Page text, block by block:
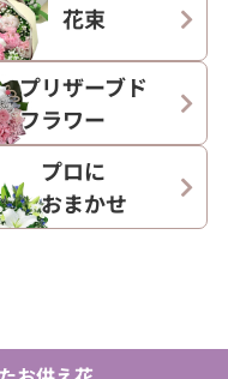
花束
プリザーブド
フラワー
プロに
おまかせ